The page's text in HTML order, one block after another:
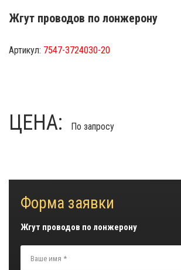
Жгут проводов по лонжерону
Артикул: 7547-3724030-20
ЦЕНА: По запросу
Форма заявки
Жгут проводов по лонжерону